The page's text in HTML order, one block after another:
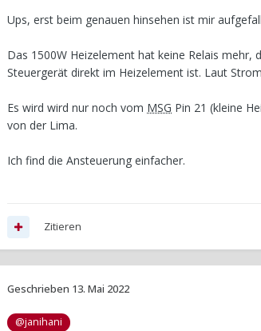
Ups, erst beim genauen hinsehen ist mir
Das 1500W Heizelement hat keine Relais
Steuergerät direkt im Heizelement ist. Laut
Es wird wird nur noch vom MSG Pin 21 (kleine
von der Lima.
Ich find die Ansteuerung einfacher.
Zitieren
Geschrieben 13. Mai 2022
@janihani